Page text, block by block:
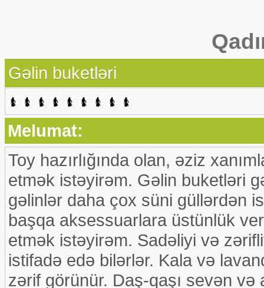
Gəlin buketləri
Melumat:
Toy hazırlığında olan, əziz
etmək istəyirəm. Gəlin buketləri
gəlinlər daha çox süni güllərdən
başqa aksessuarlara üstünlük
etmək istəyirəm. Sadəliyi və
istifadə edə bilərlər. Kala və
zərif görünür. Daş-qaşı sevən